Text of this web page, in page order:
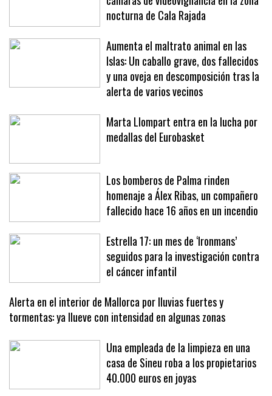
Contra el turismo de excesos:
cámaras de videovigilancia en la zona
nocturna de Cala Rajada
Aumenta el maltrato animal en las
Islas: Un caballo grave, dos fallecidos
y una oveja en descomposición tras la
alerta de varios vecinos
Marta Llompart entra en la lucha por
Los bomberos de Palma rinden
homenaje a Álex Ribas, un compañero
fallecido hace 16 años en un incendio
Estrella 17: un mes de ‘Ironmans’
seguidos para la investigación contra
el cáncer infantil
Alerta en el interior de Mallorca por lluvias fuertes y
tormentas: ya llueve con intensidad en algunas zonas
Una empleada de la limpieza en una
casa de Sineu roba a los propietarios